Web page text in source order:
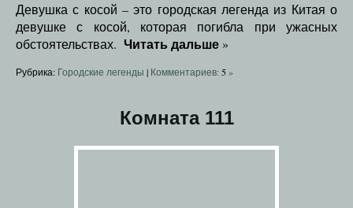
Девушка с косой – это городская легенда из Китая о
девушке с косой, которая погибла при ужасных
обстоятельствах. Читать дальше »
Рубрика: Городские легенды | Комментариев: 5»
Комната 111